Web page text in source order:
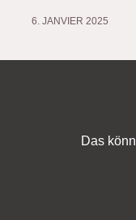
6. JANVIER 2025
Das